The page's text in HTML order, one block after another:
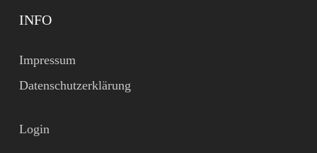
INFO
Impressum
Datenschutzerklärung
Login